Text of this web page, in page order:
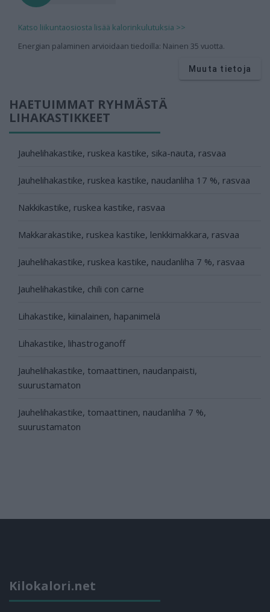
Katso liikuntaosiosta lisää kalorinkulutuksia >>
Energian palaminen arvioidaan tiedoilla: Nainen 35 vuotta.
Muuta tietoja
HAETUIMMAT RYHMÄSTÄ
LIHAKASTIKKEET
Jauhelihakastike, ruskea kastike, sika-nauta, rasvaa
Jauhelihakastike, ruskea kastike, naudanliha 17 %, rasvaa
Nakkikastike, ruskea kastike, rasvaa
Makkarakastike, ruskea kastike, lenkkimakkara, rasvaa
Jauhelihakastike, ruskea kastike, naudanliha 7 %, rasvaa
Jauhelihakastike, chili con carne
Lihakastike, kiinalainen, hapanimelä
Lihakastike, lihastroganoff
Jauhelihakastike, tomaattinen, naudanpaisti,
suurustamaton
Jauhelihakastike, tomaattinen, naudanliha 7 %,
suurustamaton
Kilokalori.net